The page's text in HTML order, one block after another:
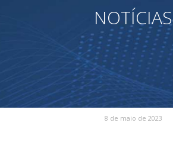
NOTÍCIAS
8 de maio de 2023